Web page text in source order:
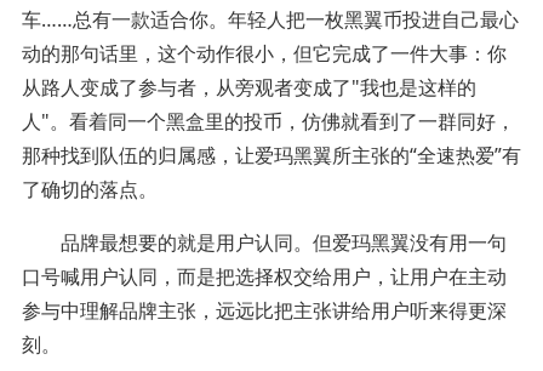
车……总有一款适合你。年轻人把一枚黑翼币投进自己最心
动的那句话里，这个动作很小，但它完成了一件大事：你
从路人变成了参与者，从旁观者变成了"我也是这样的
人"。看着同一个黑盒里的投币，仿佛就看到了一群同好，
那种找到队伍的归属感，让爱玛黑翼所主张的“全速热爱”有
了确切的落点。
品牌最想要的就是用户认同。但爱玛黑翼没有用一句
口号喊用户认同，而是把选择权交给用户，让用户在主动
参与中理解品牌主张，远远比把主张讲给用户听来得更深
刻。